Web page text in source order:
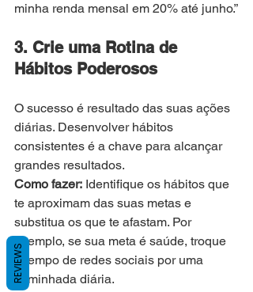
minha renda mensal em 20% até junho.”
3. Crie uma Rotina de
Hábitos Poderosos
O sucesso é resultado das suas ações
diárias. Desenvolver hábitos
consistentes é a chave para alcançar
grandes resultados.
Como fazer: Identifique os hábitos que
te aproximam das suas metas e
substitua os que te afastam. Por
exemplo, se sua meta é saúde, troque
o tempo de redes sociais por uma
caminhada diária.
REVIEWS